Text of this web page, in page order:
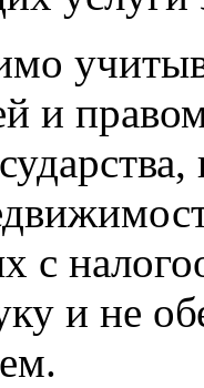
и
с
и не